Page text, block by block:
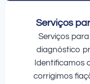
Serviços
Serviços
diagnóstico
Identificamos
corrigimos